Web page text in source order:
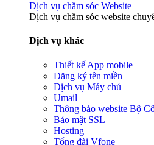
Dịch vụ chăm sóc Website
Dịch vụ chăm sóc website
Dịch vụ khác
Thiết kế App mobile
Đăng ký tên miền
Dịch vụ Máy chủ
Umail
Thông báo website Bộ
Bảo mật SSL
Hosting
Tổng đài Vfone